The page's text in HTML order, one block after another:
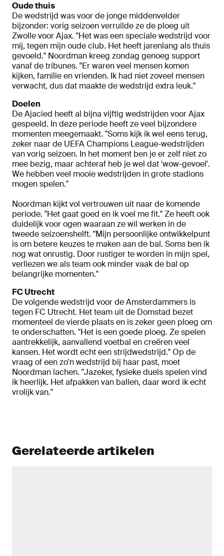
Oude thuis
De wedstrijd was voor de jonge middenvelder
bijzonder: vorig seizoen verruilde ze de ploeg uit
Zwolle voor Ajax. "Het was een speciale wedstrijd voor
mij, tegen mijn oude club. Het heeft jarenlang als thuis
gevoeld." Noordman kreeg zondag genoeg support
vanaf de tribunes. "Er waren veel mensen komen
kijken, familie en vrienden. Ik had niet zoveel mensen
verwacht, dus dat maakte de wedstrijd extra leuk."
Doelen
De Ajacied heeft al bijna vijftig wedstrijden voor Ajax
gespeeld. In deze periode heeft ze veel bijzondere
momenten meegemaakt. "Soms kijk ik wel eens terug,
zeker naar de UEFA Champions League-wedstrijden
van vorig seizoen. In het moment ben je er zelf niet zo
mee bezig, maar achteraf heb je wel dat 'wow-gevoel'.
We hebben veel mooie wedstrijden in grote stadions
mogen spelen."
Noordman kijkt vol vertrouwen uit naar de komende
periode. "Het gaat goed en ik voel me fit." Ze heeft ook
duidelijk voor ogen waaraan ze wil werken in de
tweede seizoenshelft. "Mijn persoonlijke ontwikkelpunt
is om betere keuzes te maken aan de bal. Soms ben ik
nog wat onrustig. Door rustiger te worden in mijn spel,
verliezen we als team ook minder vaak de bal op
belangrijke momenten."
FC Utrecht
De volgende wedstrijd voor de Amsterdammers is
tegen FC Utrecht. Het team uit de Domstad bezet
momenteel de vierde plaats en is zeker geen ploeg om
te onderschatten. "Het is een goede ploeg. Ze spelen
aantrekkelijk, aanvallend voetbal en creëren veel
kansen. Het wordt echt een strijdwedstrijd." Op de
vraag of een zo'n wedstrijd bij haar past, moet
Noordman lachen. "Jazeker, fysieke duels spelen vind
ik heerlijk. Het afpakken van ballen, daar word ik echt
vrolijk van."
Gerelateerde artikelen